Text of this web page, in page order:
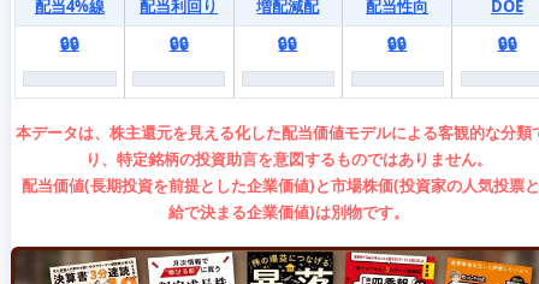
配当4%線 配当利回り 増配減配 配当性向
DOE
🔒🔒
🔒🔒 🔒🔒 🔒🔒 🔒🔒
本データは、株主還元を見える化した配当価値モデルによる客観的な分類
り、特定銘柄の投資助言を意図するものではありません。
配当価値(長期投資を前提とした企業価値)と市場株価(投資家の人気投票
給で決まる企業価値)は別物です。